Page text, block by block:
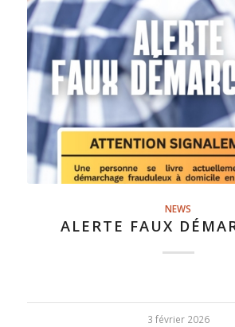
NEWS
ALERTE FAUX
3 février 2026